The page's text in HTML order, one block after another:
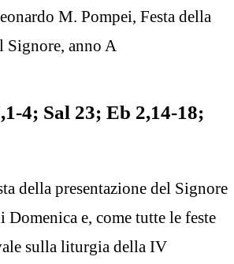
M. Pompei, Festa della
Signore, anno A
4; Sal 23; Eb 2,14-18;
della presentazione del Signore
Domenica e, come tutte le feste
sulla liturgia della IV